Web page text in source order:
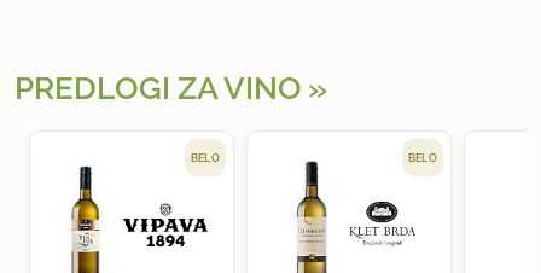
PREDLOGI ZA VINO
BELO BELO